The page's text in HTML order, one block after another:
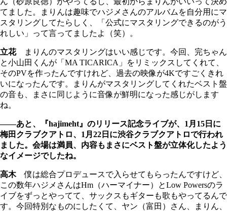
てました。まりんは趣味でハジメさんのアルバムを自分用にマ
スタリングしてたらしく、「公式にマスタリングできるのがう
れしい」って言ってましたよ（笑）。
立花まりんのマスタリングはいい感じです。今回、完ちゃん
と小山田くんが「MA TICARICA」をリミックスしてくれて、
そのPVを作ったんですけれど、過去の映像が4Kですごくきれ
いになったんです。まりんがマスタリングしてくれたベスト盤
の音も、まさに同じように音像が鮮明になった感じがします
ね。
――あと、『hajimeht』のリリース記念ライブが、1月15日に
梅田クラブクアトロ、1月22日に渋谷クラブクアトロで行われ
ました。会場は満員、内容もまさにベスト盤が立体化したよう
なイメージでしたね。
高木僕は総合プロデュースで入らせてもらったんですけど、
この数年ハジメさんはHm（ハーマイナー）とLow Powersのラ
イブをずっとやってて、サックスもギターも歌もやってるんで
す。今回特別なものにしたくて、ヤン（富田）さん、まりん、